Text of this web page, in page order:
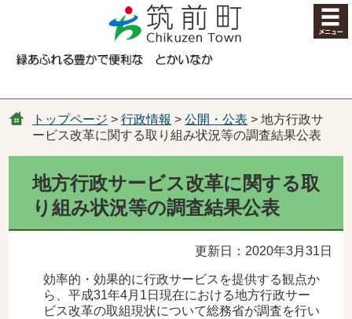
コンテンツにジャンプ
トップページ >行政情報 >公開・公表 > 地方行政サ
ービス改革に関する取り組み状況等の調査結果公表
地方行政サービス改革に関する取
り組み状況等の調査結果公表
更新日：2020年3月31日
効率的・効果的に行政サービスを提供する観点か
ら、平成31年4月1日現在における地方行政サー
ビス改革の取組現状について総務省が調査を行い